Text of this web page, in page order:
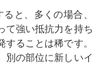
と、多くの場合、
て強い抵抗力を持ち
ることは稀です。
別の部位に新しいイ